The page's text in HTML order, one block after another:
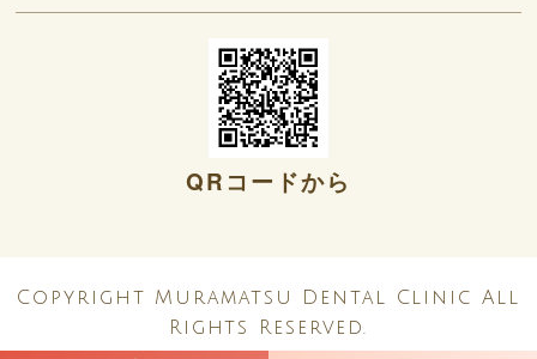
QRコードから
Copyright Muramatsu Dental Clinic All
Rights Reserved.